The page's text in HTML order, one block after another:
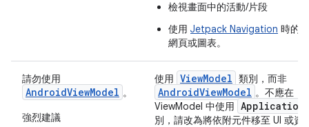
檢視畫面中的活動/片段
使用 Jetpack Navigation 時的
網頁或圖表。
請勿使用
AndroidViewModel 。
強烈建議
使用 ViewModel 類別，而非
AndroidViewModel 。不應在
ViewModel 中使用 Application
別，請改為將依附元件移至 UI 或資